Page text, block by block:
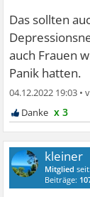
Das sollten
auch Frauen
Panik hatten.
04.12.2022 19:03 •
x 3
kleiner
Mitglied seit:
Beiträge: